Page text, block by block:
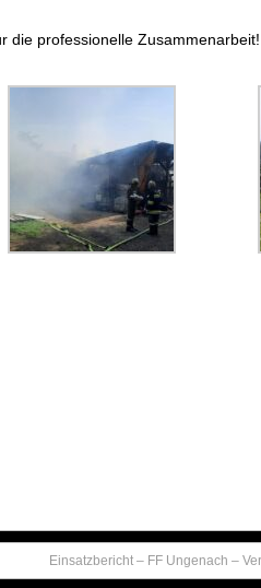
die professionelle Zusammenarbeit!
Einsatzbericht – FF Ungenach –